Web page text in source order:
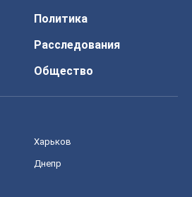
Политика
Расследования
Общество
Харьков
Днепр